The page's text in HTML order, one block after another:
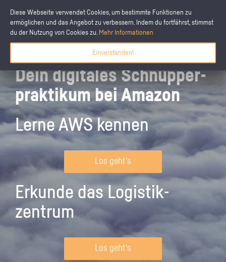
Diese Webseite verwendet Cookies, um bestimmte Funktionen zu
ermöglichen und das Angebot zu verbessern. Indem du fortfährst, stimmst
du der Nutzung von Cookies zu. Mehr Informationen
Einverstanden!
Dein digitales Schnupper­
praktikum bei Amazon
Lerne AWS kennen
Los geht's
Erkunde das Logistik­
zentrum
Los geht's